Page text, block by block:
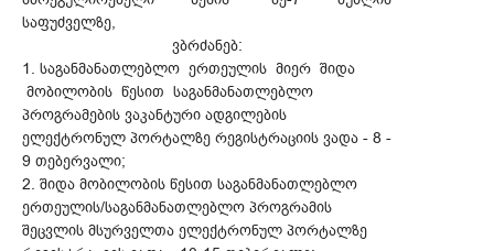
საფუძველზე,
ვბრძანებ:
1. საგანმანათლებლო ერთეულის მიერ შიდა
მობილობის წესით საგანმანათლებლო
პროგრამების ვაკანტური ადგილების
ელექტრონულ პორტალზე რეგისტრაციის ვადა - 8 -
9 თებერვალი;
2. შიდა მობილობის წესით საგანმანათლებლო
ერთეულის/საგანმანათლებლო პროგრამის
შეცვლის მსურველთა ელექტრონულ პორტალზე